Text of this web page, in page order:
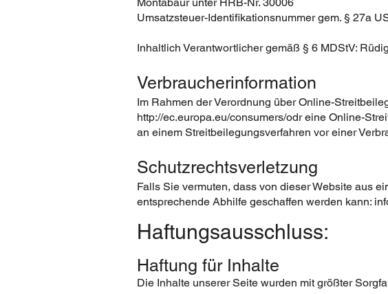
Umsatzsteuer-Identifikationsnummer gem. § 27a
Inhaltlich Verantwortlicher gemäß § 6 MDStV:
Verbraucherinformation
Im Rahmen der Verordnung über Online-
http://ec.europa.eu/consumers/odreine Online-
an einem Streitbeilegungsverfahren vor einer
Schutzrechtsverletzung
Falls Sie vermuten, dass von dieser Website aus
entsprechende Abhilfe geschaffen werden kann:
Haftungsausschluss:
Haftung für Inhalte
Die Inhalte unserer Seite wurden mit größter